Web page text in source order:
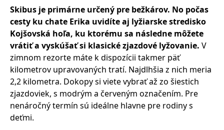
Skibus je primárne určený pre bežkárov. No počas
cesty ku chate Erika uvidíte aj lyžiarske stredisko
Kojšovská hoľa, ku ktorému sa následne môžete
vrátiť a vyskúšať si klasické zjazdové lyžovanie. V
zimnom rezorte máte k dispozícii takmer päť
kilometrov upravovaných tratí. Najdlhšia z nich meria
2,2 kilometra. Dokopy si viete vybrať až zo šiestich
zjazdoviek, s modrým a červeným označením. Pre
nenáročný termín sú ideálne hlavne pre rodiny s
deťmi.